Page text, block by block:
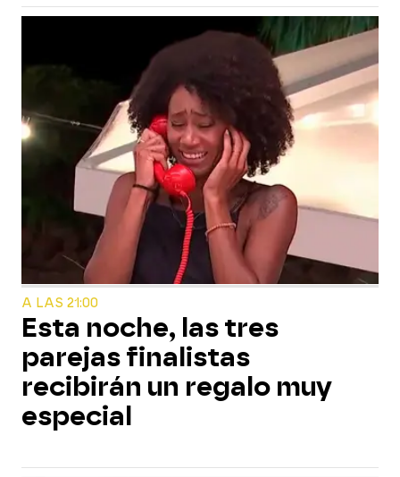
A LAS 21:00
Esta noche, las tres
parejas finalistas
recibirán un regalo muy
especial